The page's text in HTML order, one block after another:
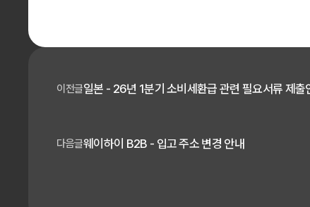
이전글일본 - 26년 1분기 소비세환급 관련 필요서류 제출
다음글웨이하이 B2B - 입고 주소 변경 안내